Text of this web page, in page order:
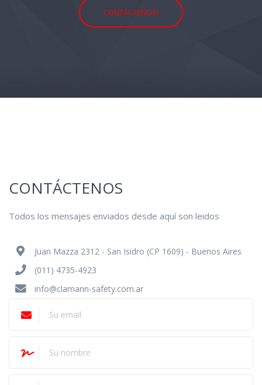
CONTÁCTENOS!
CONTÁCTENOS
Todos los mensajes enviados desde aquí son leidos
Juan Mazza 2312 - San Isidro (CP 1609) - Buenos Aires
(011) 4735-4923
info@clamann-safety.com.ar